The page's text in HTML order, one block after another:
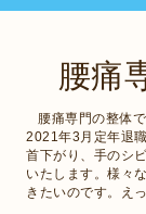
腰痛
腰痛専門の整体
2021年3月定年退
首下がり、手のシ
いたします。様々
きたいのです。え